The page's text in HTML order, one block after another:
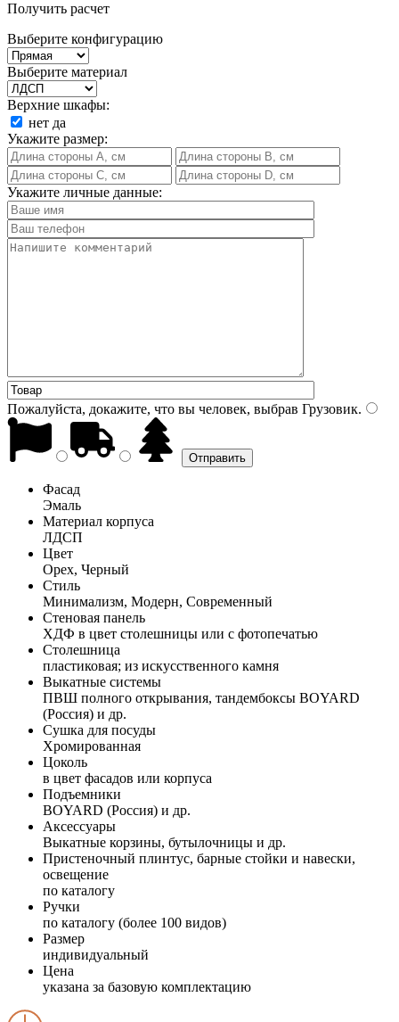
Получить расчет
Выберите конфигурацию
Выберите материал
Верхние шкафы:
нет да
Укажите размер:
Укажите личные данные:
Пожалуйста, докажите, что вы человек, выбрав Грузовик.
Фасад
Эмаль
Материал корпуса
ЛДСП
Цвет
Орех, Черный
Стиль
Минимализм, Модерн, Современный
Стеновая панель
ХДФ в цвет столешницы или с фотопечатью
Столешница
пластиковая; из искусственного камня
Выкатные системы
ПВШ полного открывания, тандембоксы BOYARD
(Россия) и др.
Сушка для посуды
Хромированная
Цоколь
в цвет фасадов или корпуса
Подъемники
BOYARD (Россия) и др.
Аксессуары
Выкатные корзины, бутылочницы и др.
Пристеночный плинтус, барные стойки и навески,
освещение
по каталогу
Ручки
по каталогу (более 100 видов)
Размер
индивидуальный
Цена
указана за базовую комплектацию